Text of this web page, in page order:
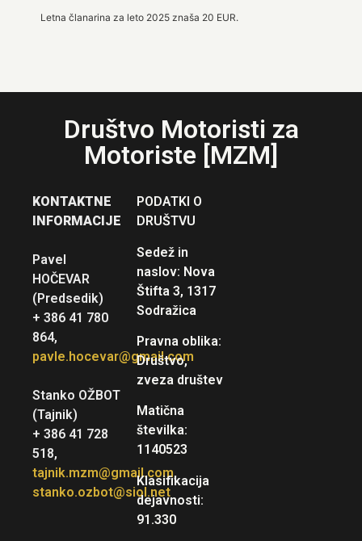
Letna članarina za leto 2025 znaša 20 EUR.
Društvo Motoristi za
Motoriste [MZM]
KONTAKTNE
INFORMACIJE
Pavel
HOČEVAR
(Predsedik)
+ 386 41 780
864,
pavle.hocevar@gmail.com
Stanko OŽBOT
(Tajnik)
+ 386 41 728
518,
tajnik.mzm@gmail.com,
stanko.ozbot@siol.net
PODATKI O
DRUŠTVU
Sedež in
naslov: Nova
Štifta 3, 1317
Sodražica
Pravna oblika:
Društvo,
zveza društev
Matična
številka:
1140523
Klasifikacija
dejavnosti:
91.330